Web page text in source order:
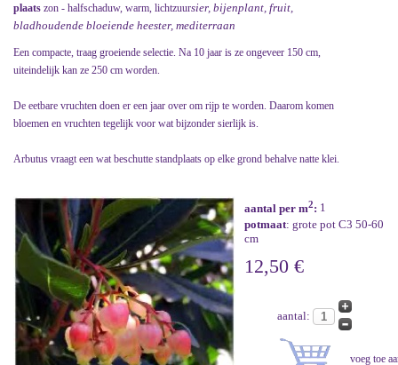
plaats zon - halfschaduw, warm, lichtzuursier, bijenplant, fruit,
bladhoudende bloeiende heester, mediterraan
Een compacte, traag groeiende selectie. Na 10 jaar is ze ongeveer 150 cm,
uiteindelijk kan ze 250 cm worden.
De eetbare vruchten doen er een jaar over om rijp te worden. Daarom komen
bloemen en vruchten tegelijk voor wat bijzonder sierlijk is.
Arbutus vraagt een wat beschutte standplaats op elke grond behalve natte klei.
aantal per m2: 1
potmaat: grote pot C3 50-60
cm
12,50 €
aantal: